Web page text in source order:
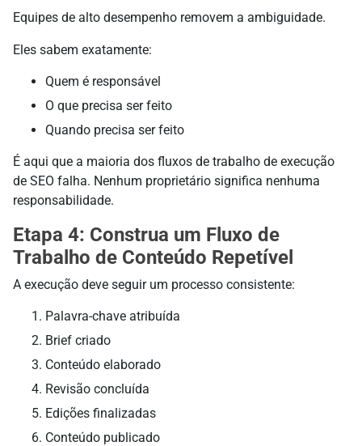
Equipes de alto desempenho removem a ambiguidade.
Eles sabem exatamente:
Quem é responsável
O que precisa ser feito
Quando precisa ser feito
É aqui que a maioria dos fluxos de trabalho de execução
de SEO falha. Nenhum proprietário significa nenhuma
responsabilidade.
Etapa 4: Construa um Fluxo de
Trabalho de Conteúdo Repetível
A execução deve seguir um processo consistente:
Palavra-chave atribuída
Brief criado
Conteúdo elaborado
Revisão concluída
Edições finalizadas
Conteúdo publicado